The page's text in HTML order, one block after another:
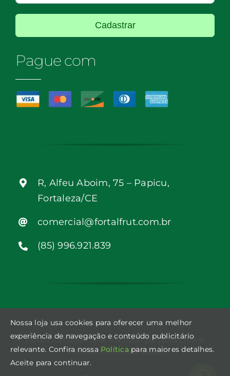
Cadastrar
Pague com
R, Alfeu Aboim, 75 – Papicu,
Fortaleza/CE
comercial@fortalfrut.com.br
(85) 996.921.839
Fortal Frut Comércio de Hortigrutigranjeiros LTDA ©
Todos os direitos reservados.
Nossa loja usa cookies para oferecer uma melhor
experiência de navegação e conteúdo publicitário
relevante. Confira nossa Política para maiores detalhes.
Aceite para continuar.